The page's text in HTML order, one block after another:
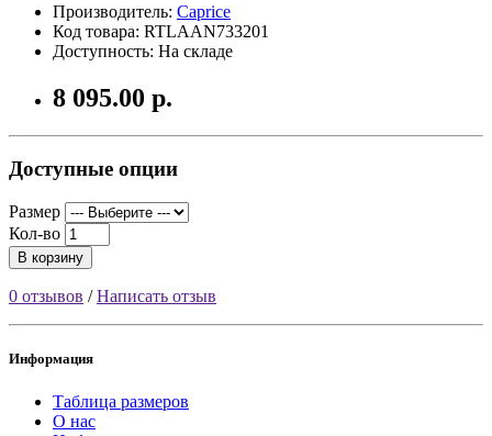
Производитель: Caprice
Код товара: RTLAAN733201
Доступность: На складе
8 095.00 р.
Доступные опции
Размер
Кол-во
В корзину
0 отзывов /Написать отзыв
Информация
Таблица размеров
О нас